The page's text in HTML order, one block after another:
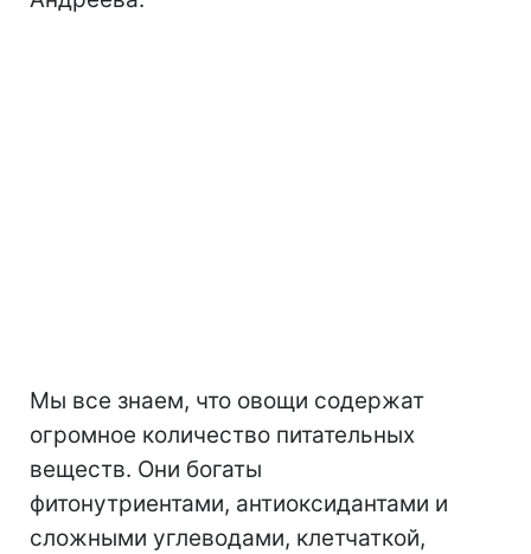
Мы все знаем, что овощи содержат
огромное количество питательных
веществ. Они богаты
фитонутриентами, антиоксидантами и
сложными углеводами, клетчаткой,